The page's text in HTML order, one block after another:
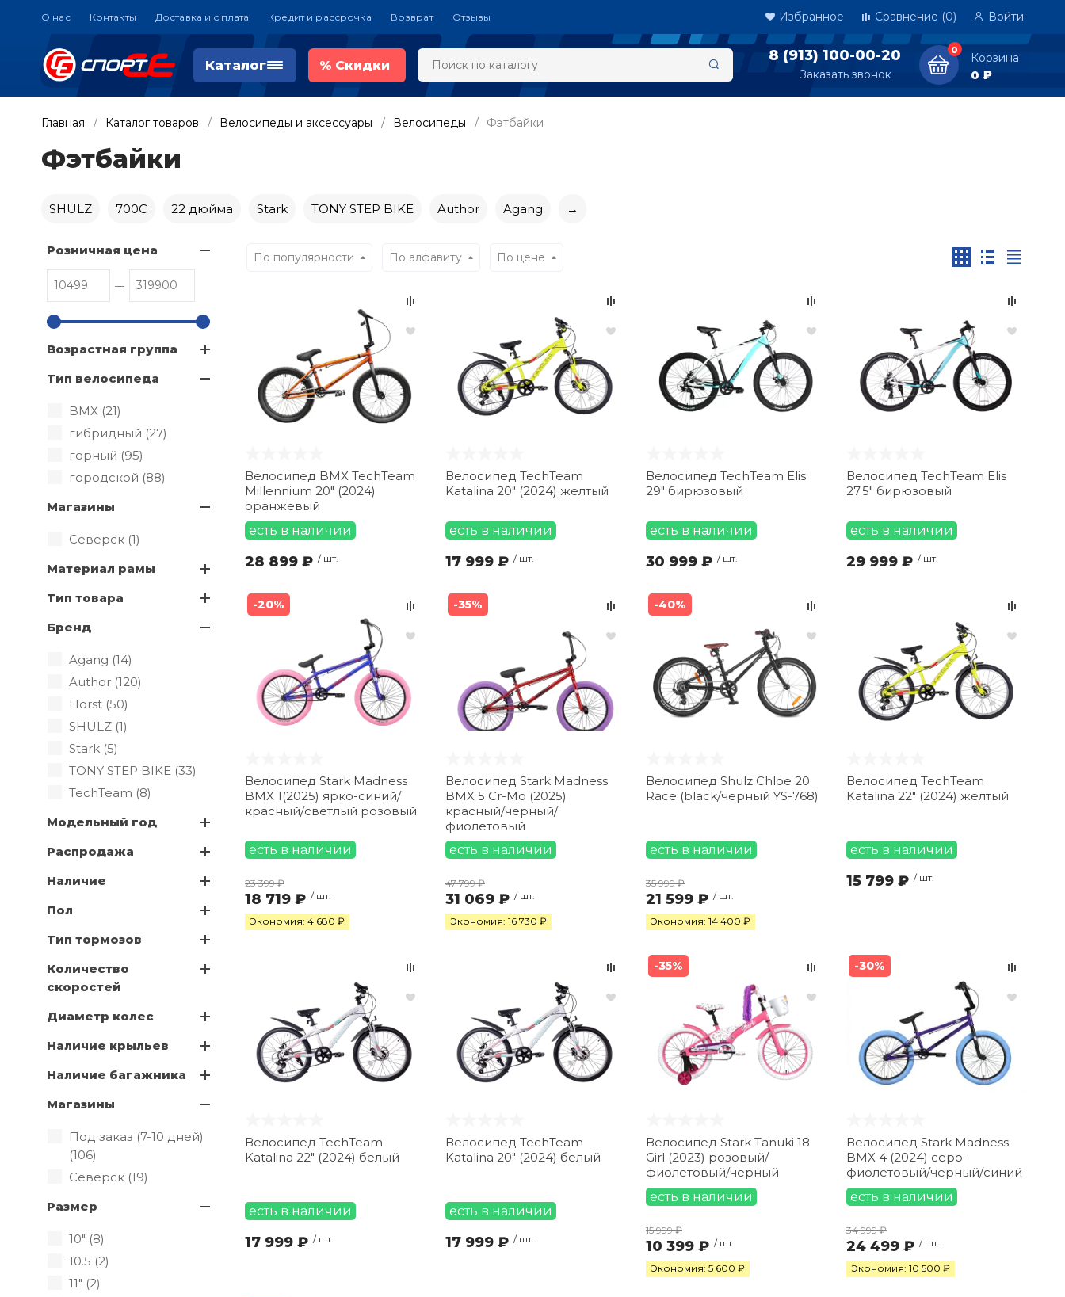
О нас Контакты Доставка и оплата Кредит и рассрочка Возврат Отзывы Избранное Сравнение (0) Войти
Каталог % Скидки
8 (913) 100-00-20
Заказать звонок
0
Корзина
0 ₽
Главная Каталог товаров Велосипеды и аксессуары Велосипеды Фэтбайки
Фэтбайки
SHULZ 700C 22 дюйма Stark TONY STEP BIKE Author Agang →
Розничная цена
Возрастная группа
Тип велосипеда
BMX (21)
гибридный (27)
горный (95)
городской (88)
Магазины
Северск (1)
Материал рамы
Тип товара
Бренд
Agang (14)
Author (120)
Horst (50)
SHULZ (1)
Stark (5)
TONY STEP BIKE (33)
TechTeam (8)
Модельный год
Распродажа
Наличие
Пол
Тип тормозов
Количество
скоростей
Диаметр колес
Наличие крыльев
Наличие багажника
Магазины
Под заказ (7-10 дней)
(106)
Северск (19)
Размер
10" (8)
10.5 (2)
11" (2)
По популярности По алфавиту По цене
Велосипед BMX TechTeam
Millennium 20" (2024)
оранжевый
есть в наличии
28 899 ₽ / шт.
Велосипед TechTeam
Katalina 20" (2024) желтый
есть в наличии
17 999 ₽ / шт.
Велосипед TechTeam Elis
29" бирюзовый
есть в наличии
30 999 ₽ / шт.
Велосипед TechTeam Elis
27.5" бирюзовый
есть в наличии
29 999 ₽ / шт.
-20%
Велосипед Stark Madness
BMX 1(2025) ярко-синий/
красный/светлый розовый
есть в наличии
23 399 ₽
18 719 ₽ / шт.
Экономия: 4 680 ₽
-35%
Велосипед Stark Madness
BMX 5 Cr-Mo (2025)
красный/черный/
фиолетовый
есть в наличии
47 799 ₽
31 069 ₽ / шт.
Экономия: 16 730 ₽
-40%
Велосипед Shulz Chloe 20
Race (black/черный YS-768)
есть в наличии
35 999 ₽
21 599 ₽ / шт.
Экономия: 14 400 ₽
Велосипед TechTeam
Katalina 22" (2024) желтый
есть в наличии
15 799 ₽ / шт.
Велосипед TechTeam
Katalina 22" (2024) белый
есть в наличии
17 999 ₽ / шт.
Велосипед TechTeam
Katalina 20" (2024) белый
есть в наличии
17 999 ₽ / шт.
-35%
Велосипед Stark Tanuki 18
Girl (2023) розовый/
фиолетовый/черный
есть в наличии
15 999 ₽
10 399 ₽ / шт.
Экономия: 5 600 ₽
-30%
Велосипед Stark Madness
BMX 4 (2024) серо-
фиолетовый/черный/синий
есть в наличии
34 999 ₽
24 499 ₽ / шт.
Экономия: 10 500 ₽